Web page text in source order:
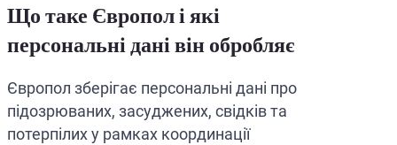
Що таке Європол і які
персональні дані він обробляє
Європол зберігає персональні дані про
підозрюваних, засуджених, свідків та
потерпілих у рамках координації